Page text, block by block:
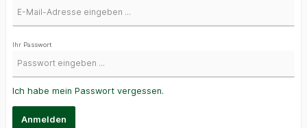
Ihr Passwort
Ich habe mein Passwort vergessen.
Anmelden